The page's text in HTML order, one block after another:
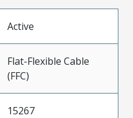
Active
Flat-Flexible Cable
(FFC)
15267